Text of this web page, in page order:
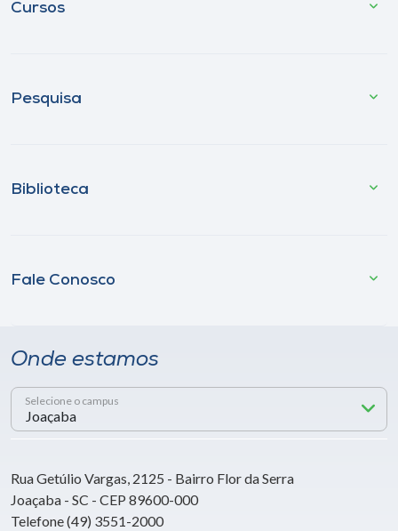
Cursos
Pesquisa
Biblioteca
Fale Conosco
Onde estamos
Selecione o campus
Rua Getúlio Vargas, 2125 - Bairro Flor da Serra
Joaçaba - SC - CEP 89600-000
Telefone (49) 3551-2000